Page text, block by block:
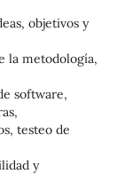
objetivos y
la metodología,
software,
testeo de
y